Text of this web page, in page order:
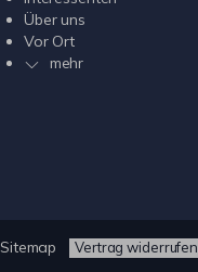
Über uns
Vor Ort
mehr
Sitemap Vertrag widerrufen